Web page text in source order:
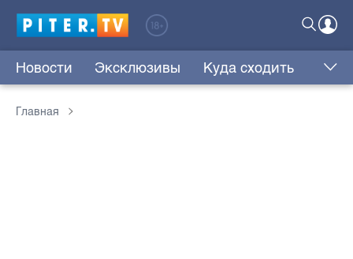
Новости Эксклюзивы Куда сходить
Главная